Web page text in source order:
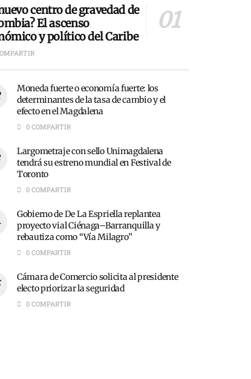
centro de gravedad de
El ascenso
y político del Caribe
Moneda fuerte o economía fuerte: los
determinantes de la tasa de cambio y el
efecto en el Magdalena
0 COMPARTIR
Largometraje con sello Unimagdalena
tendrá su estreno mundial en Festival de
Toronto
0 COMPARTIR
Gobierno de De La Espriella replantea
proyecto vial Ciénaga–Barranquilla y
rebautiza como “Vía Milagro”
0 COMPARTIR
Cámara de Comercio solicita al presidente
electo priorizar la seguridad
0 COMPARTIR